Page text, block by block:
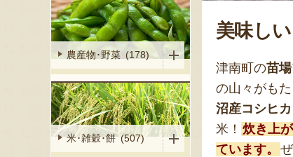
美味し
津南町の苗
の山々がも
沼産コシヒカ
米！ 炊き上
ています。
農産物･野菜 (178)
米･雑穀･餅 (507)